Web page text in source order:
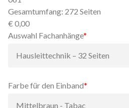
Gesamtumfang: 272 Seiten
€ 0,00
Pflichtfeld
Auswahl Fachanhänge*
Pflichtfeld
Farbe für den Einband*